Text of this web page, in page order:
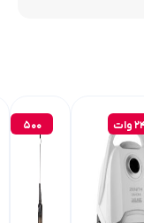
500
وات